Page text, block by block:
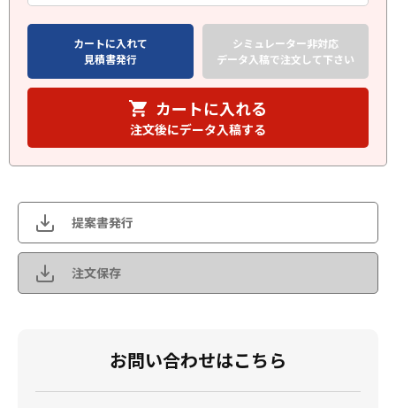
カートに入れて
見積書発行
シミュレーター非対応
データ入稿で注文して下さい
カートに入れる
注文後にデータ入稿する
提案書発行
注文保存
お問い合わせはこちら